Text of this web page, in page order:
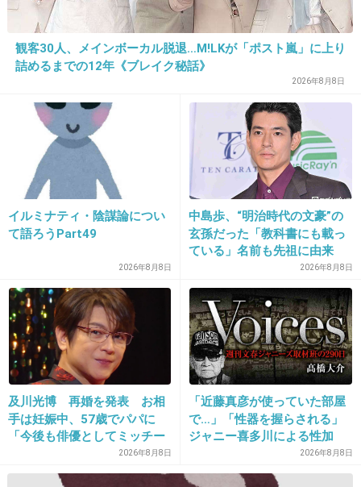
16. 匿名2013/12/12(木) 21:23:16
意地でも離婚しなさそう。
17. 匿名 2013/12/12(木) 21:23:18
ネタ？
ど～でもいいけどね。
+59 -3
18. 匿名 2013/12/12(木) 21:23:20
この二人は本当に胡散臭いし大嫌い！
家族ネタでテレビ出てほしくない！プライベー
ト切り売りして、よっぽどお金ないのか…と思
ってしまう。
観客30人、メインボーカル脱退…M!LKが「ポスト嵐」に上り
詰めるまでの12年《ブレイク秘話》
2026年8月8日
イルミナティ・陰謀論につい
て語ろうPart49
2026年8月8日
中島歩、“明治時代の文豪”の
玄孫だった「教科書にも載っ
ている」名前も先祖に由来
2026年8月8日
及川光博 再婚を発表 お相
手は妊娠中、57歳でパパに
「今後も俳優としてミッチー
2026年8月8日
「近藤真彦が使っていた部屋
で…」「性器を握らされる」
ジャニー喜多川による性加
害、語り始めた被害者たち
《徹底取材の裏側》
2026年8月8日